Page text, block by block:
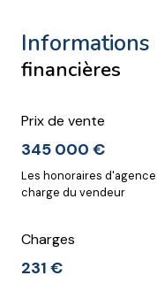
informations
financières
Prix de vente
345 000 €
Les honoraires
charge du vendeur
Charges
231 €